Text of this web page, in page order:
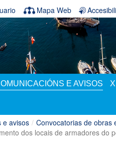
Mapa Web
E AVISOS
e avisos / Convocatorias de obras
dos locais de armadores do